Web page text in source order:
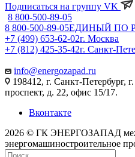
Подписаться на группу VK
8 800-500-89-05
8 800-500-89-05ЕДИНЫЙ ПО
+7 (499) 653-62-02г. Москва
+7 (812) 425-35-42г. Санкт-
info@energozapad.ru
198412, г. Санкт-Петербург,
проспект, д. 22, офис 15/17.
Вконтакте
2026 © ГК ЭНЕРГОЗАПАД
энергомашиностроительное